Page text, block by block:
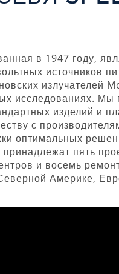
в 1947 году,
источников
исследованиях. Мы
изделий и
с
оптимальных
пять
и восемь
Америке,